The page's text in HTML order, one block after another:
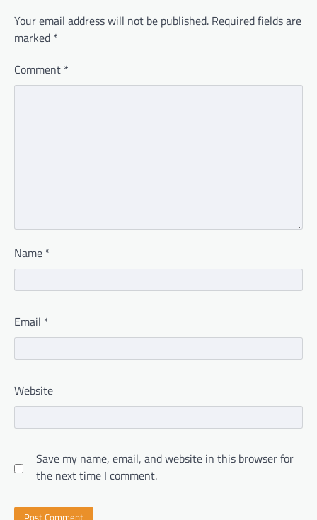
Your email address will not be published. Required fields are
marked *
Comment *
Name *
Email *
Website
Save my name, email, and website in this browser for
the next time I comment.